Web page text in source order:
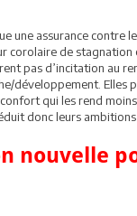
une assurance contre
corolaire de stagnation
pas d’incitation au
développement. Elles
qui les rend
donc leurs ambitions
nouvelle